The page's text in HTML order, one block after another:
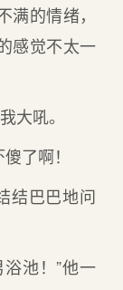
的情绪，
感觉不太一
大吼。
了啊！
结巴巴地问
池！”他一